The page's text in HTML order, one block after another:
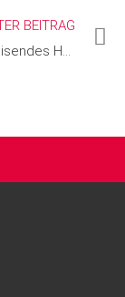
BEITRAG
Richtungsweisendes Heimspiel für Kangaroos gegen Fellbach